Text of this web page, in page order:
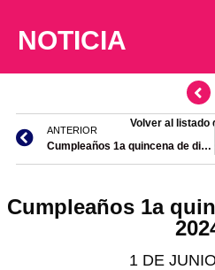
NOTICIA
Volver al listado
ANTERIOR
Cumpleaños 1a quincena de diciembre de 2023
Cumpleaños 1a
1 DE